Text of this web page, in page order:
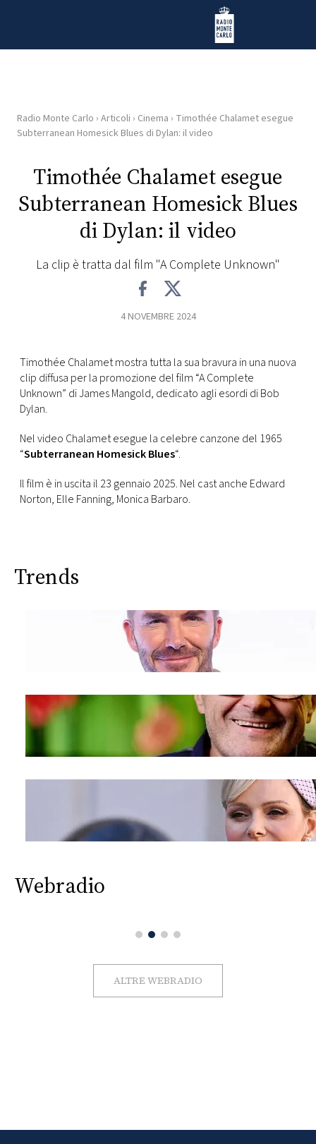
Radio Monte Carlo
HOME
RADIO
WEB
PLAYLIST
CONCORSI
DI
MONACO
Radio Monte Carlo › Articoli › Cinema › Timothée Chalamet esegue
Subterranean Homesick Blues di Dylan: il video
Timothée Chalamet esegue
Subterranean Homesick Blues
di Dylan: il video
La clip è tratta dal film "A Complete Unknown"
4 NOVEMBRE 2024
Timothée Chalamet mostra tutta la sua bravura in una nuova
clip diffusa per la promozione del film “A Complete
Unknown” di James Mangold, dedicato agli esordi di Bob
Dylan.
Nel video Chalamet esegue la celebre canzone del 1965
“Subterranean Homesick Blues“.
Il film è in uscita il 23 gennaio 2025. Nel cast anche Edward
Norton, Elle Fanning, Monica Barbaro.
Trends
Webradio
ALTRE WEBRADIO